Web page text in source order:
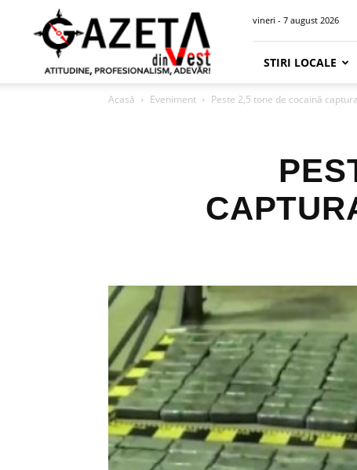
Gazeta
din
Vest
vineri - 7 august 2026
STIRI LOCALE
Acasă Eveniment Peste 2,5 tone de cocaină